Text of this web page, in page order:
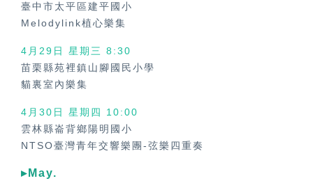
臺中市太平區建平國小
Melodylink植心樂集
4月29日 星期三 8:30
苗栗縣苑裡鎮山腳國民小學
貓裏室內樂集
4月30日 星期四
10:00
雲林縣崙背鄉陽明國小
NTSO臺灣青年交響樂團-弦樂四重奏
▸May.